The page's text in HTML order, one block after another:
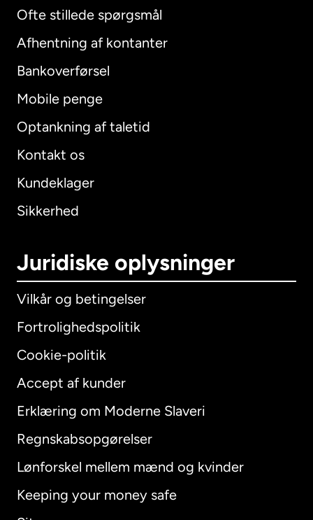
Ofte stillede spørgsmål
Afhentning af kontanter
Bankoverførsel
Mobile penge
Optankning af taletid
Kontakt os
Kundeklager
Sikkerhed
Juridiske oplysninger
Vilkår og betingelser
Fortrolighedspolitik
Cookie-politik
Accept af kunder
Erklæring om Moderne Slaveri
Regnskabsopgørelser
Lønforskel mellem mænd og kvinder
Keeping your money safe
International English
Australien